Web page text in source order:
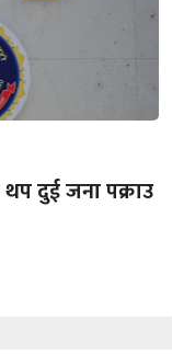
थप दुई जना पक्राउ